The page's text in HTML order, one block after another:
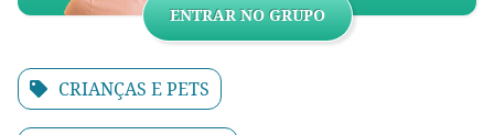
ENTRAR NO GRUPO
CRIANÇAS E PETS